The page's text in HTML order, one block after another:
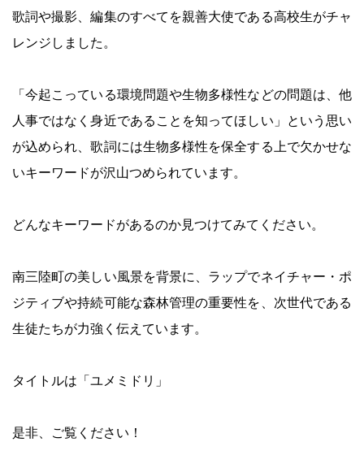
歌詞や撮影、編集のすべてを親善大使である高校生がチャ
レンジしました。
「今起こっている環境問題や生物多様性などの問題は、他
人事ではなく身近であることを知ってほしい」という思い
が込められ、歌詞には生物多様性を保全する上で欠かせな
いキーワードが沢山つめられています。
どんなキーワードがあるのか見つけてみてください。
南三陸町の美しい風景を背景に、ラップでネイチャー・ポ
ジティブや持続可能な森林管理の重要性を、次世代である
生徒たちが力強く伝えています。
タイトルは「ユメミドリ」
是非、ご覧ください！